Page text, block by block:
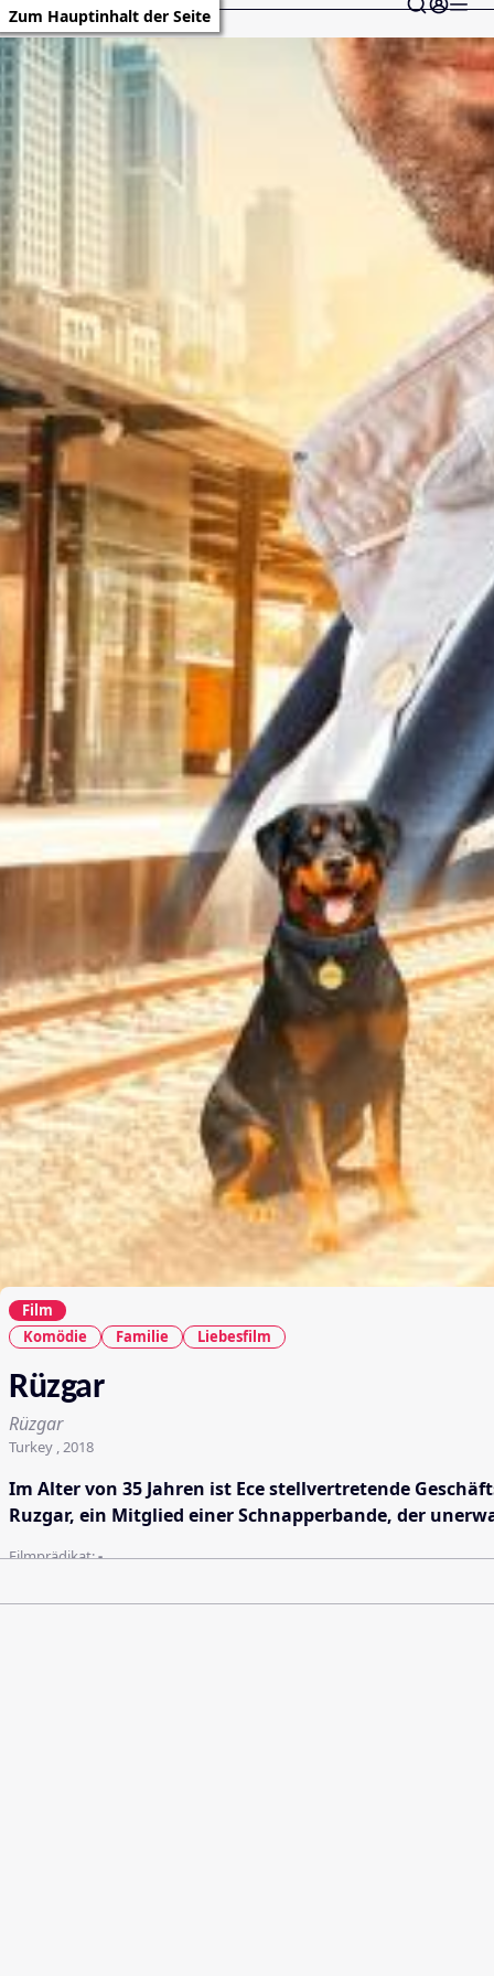
Zum Hauptinhalt der Seite
Film
Komödie
Familie Liebesfilm
Rüzgar
Rüzgar
Turkey , 2018
Im Alter von 35 Jahren ist Ece stellvertretende
Ruzgar, ein Mitglied einer Schnapperbande, der
Filmprädikat:-